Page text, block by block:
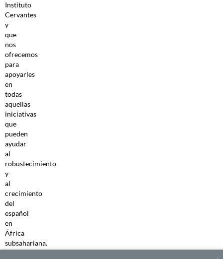
Instituto
Cervantes
y
que
nos
ofrecemos
para
apoyarles
en
todas
aquellas
iniciativas
que
pueden
ayudar
al
robustecimiento
y
al
crecimiento
del
español
en
África
subsahariana.